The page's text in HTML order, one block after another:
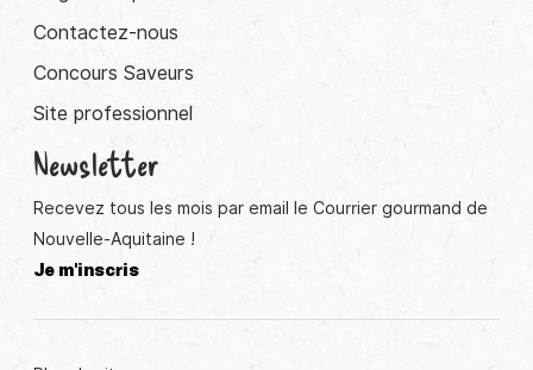
Contactez-nous
Concours Saveurs
Site professionnel
Newsletter
Recevez tous les mois par email le Courrier gourmand de
Nouvelle-Aquitaine !
Je m'inscris